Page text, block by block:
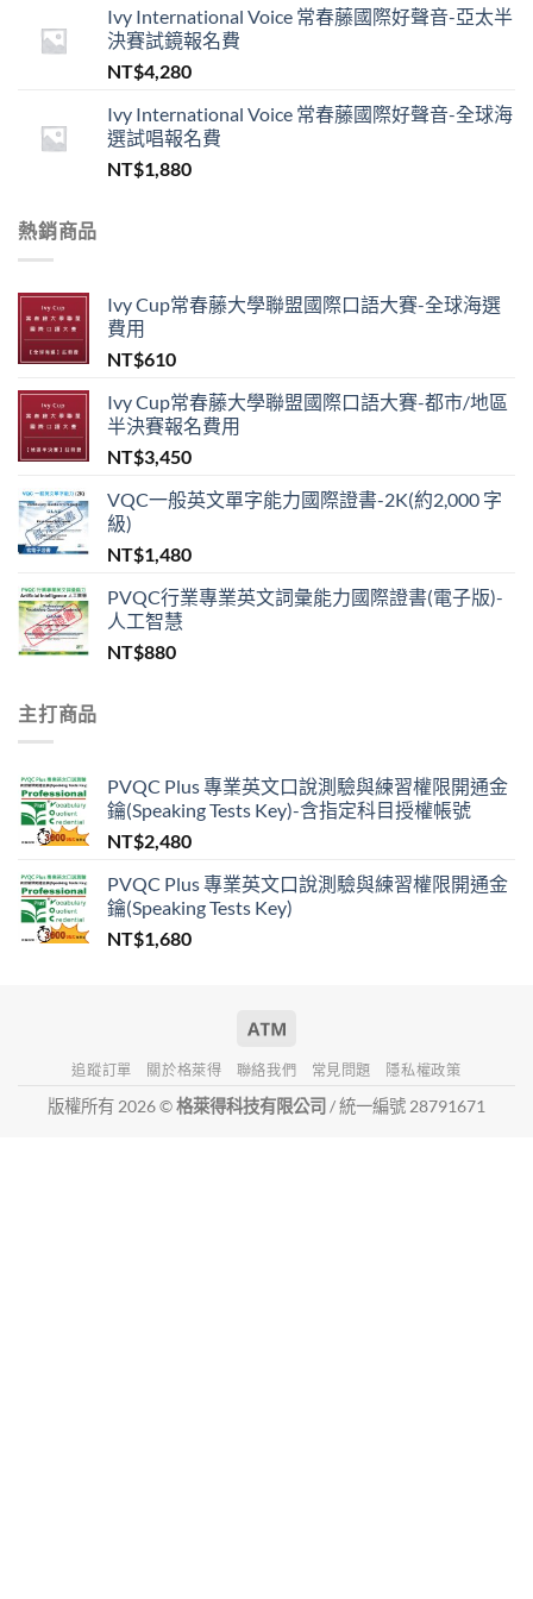
Ivy International Voice 常春藤國際好聲音-亞太半
決賽試鏡報名費
NT$4,280
Ivy International Voice 常春藤國際好聲音-全球海
選試唱報名費
NT$1,880
熱銷商品
Ivy Cup常春藤大學聯盟國際口語大賽-全球海選
費用
NT$610
Ivy Cup常春藤大學聯盟國際口語大賽-都市/地區
半決賽報名費用
NT$3,450
VQC一般英文單字能力國際證書-2K(約2,000 字
級)
NT$1,480
PVQC行業專業英文詞彙能力國際證書(電子版)-
人工智慧
NT$880
主打商品
PVQC Plus 專業英文口說測驗與練習權限開通金
鑰(Speaking Tests Key)-含指定科目授權帳號
NT$2,480
PVQC Plus 專業英文口說測驗與練習權限開通金
鑰(Speaking Tests Key)
NT$1,680
追蹤訂單 關於格萊得 聯絡我們 常見問題 隱私權政策
版權所有 2026 ©格萊得科技有限公司 / 統一編號 28791671